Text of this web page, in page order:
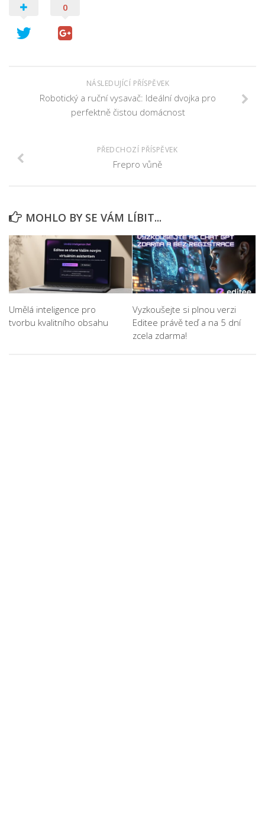
0
NÁSLEDUJÍCÍ PŘÍSPĚVEK
Robotický a ruční vysavač: Ideální dvojka pro
perfektně čistou domácnost
PŘEDCHOZÍ PŘÍSPĚVEK
Frepro vůně
MOHLO BY SE VÁM LÍBIT...
Umělá inteligence pro
tvorbu kvalitního obsahu
Vyzkoušejte si plnou verzi
Editee právě teď a na 5 dní
zcela zdarma!